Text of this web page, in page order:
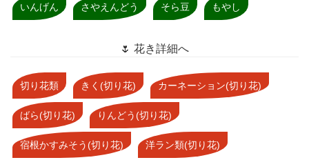
いんげん さやえんどう そら豆 もやし
🌷 花き詳細へ
切り花類 きく(切り花) カーネーション(切り花)
ばら(切り花) りんどう(切り花)
宿根かすみそう(切り花) 洋ラン類(切り花)